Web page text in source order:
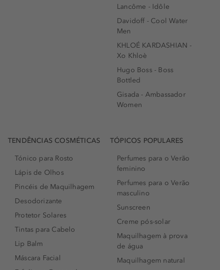
Lancôme - Idôle
Davidoff - Cool Water
Men
KHLOÉ KARDASHIAN -
Xo Khloè
Hugo Boss - Boss
Bottled
Gisada - Ambassador
Women
TENDÊNCIAS COSMÉTICAS
Tónico para Rosto
Lápis de Olhos
Pincéis de Maquilhagem
Desodorizante
Protetor Solares
Tintas para Cabelo
Lip Balm
Máscara Facial
TÓPICOS POPULARES
Perfumes para o Verão
feminino
Perfumes para o Verão
masculino
Sunscreen
Creme pós-solar
Maquilhagem à prova
de água
Maquilhagem natural